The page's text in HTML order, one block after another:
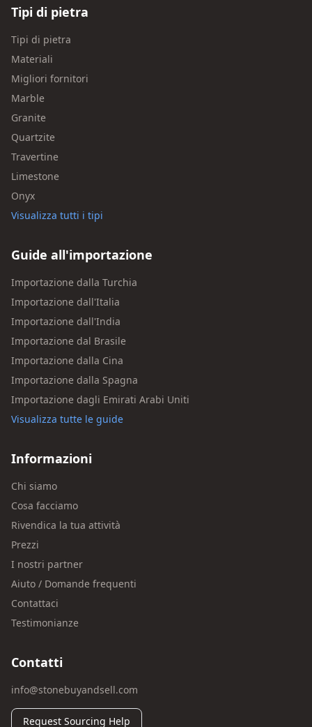
Tipi di pietra
Tipi di pietra
Materiali
Migliori fornitori
Marble
Granite
Quartzite
Travertine
Limestone
Onyx
Visualizza tutti i tipi
Guide all'importazione
Importazione dalla Turchia
Importazione dall'Italia
Importazione dall'India
Importazione dal Brasile
Importazione dalla Cina
Importazione dalla Spagna
Importazione dagli Emirati Arabi Uniti
Visualizza tutte le guide
Informazioni
Chi siamo
Cosa facciamo
Rivendica la tua attività
Prezzi
I nostri partner
Aiuto / Domande frequenti
Contattaci
Testimonianze
Contatti
info@stonebuyandsell.com
Request Sourcing Help